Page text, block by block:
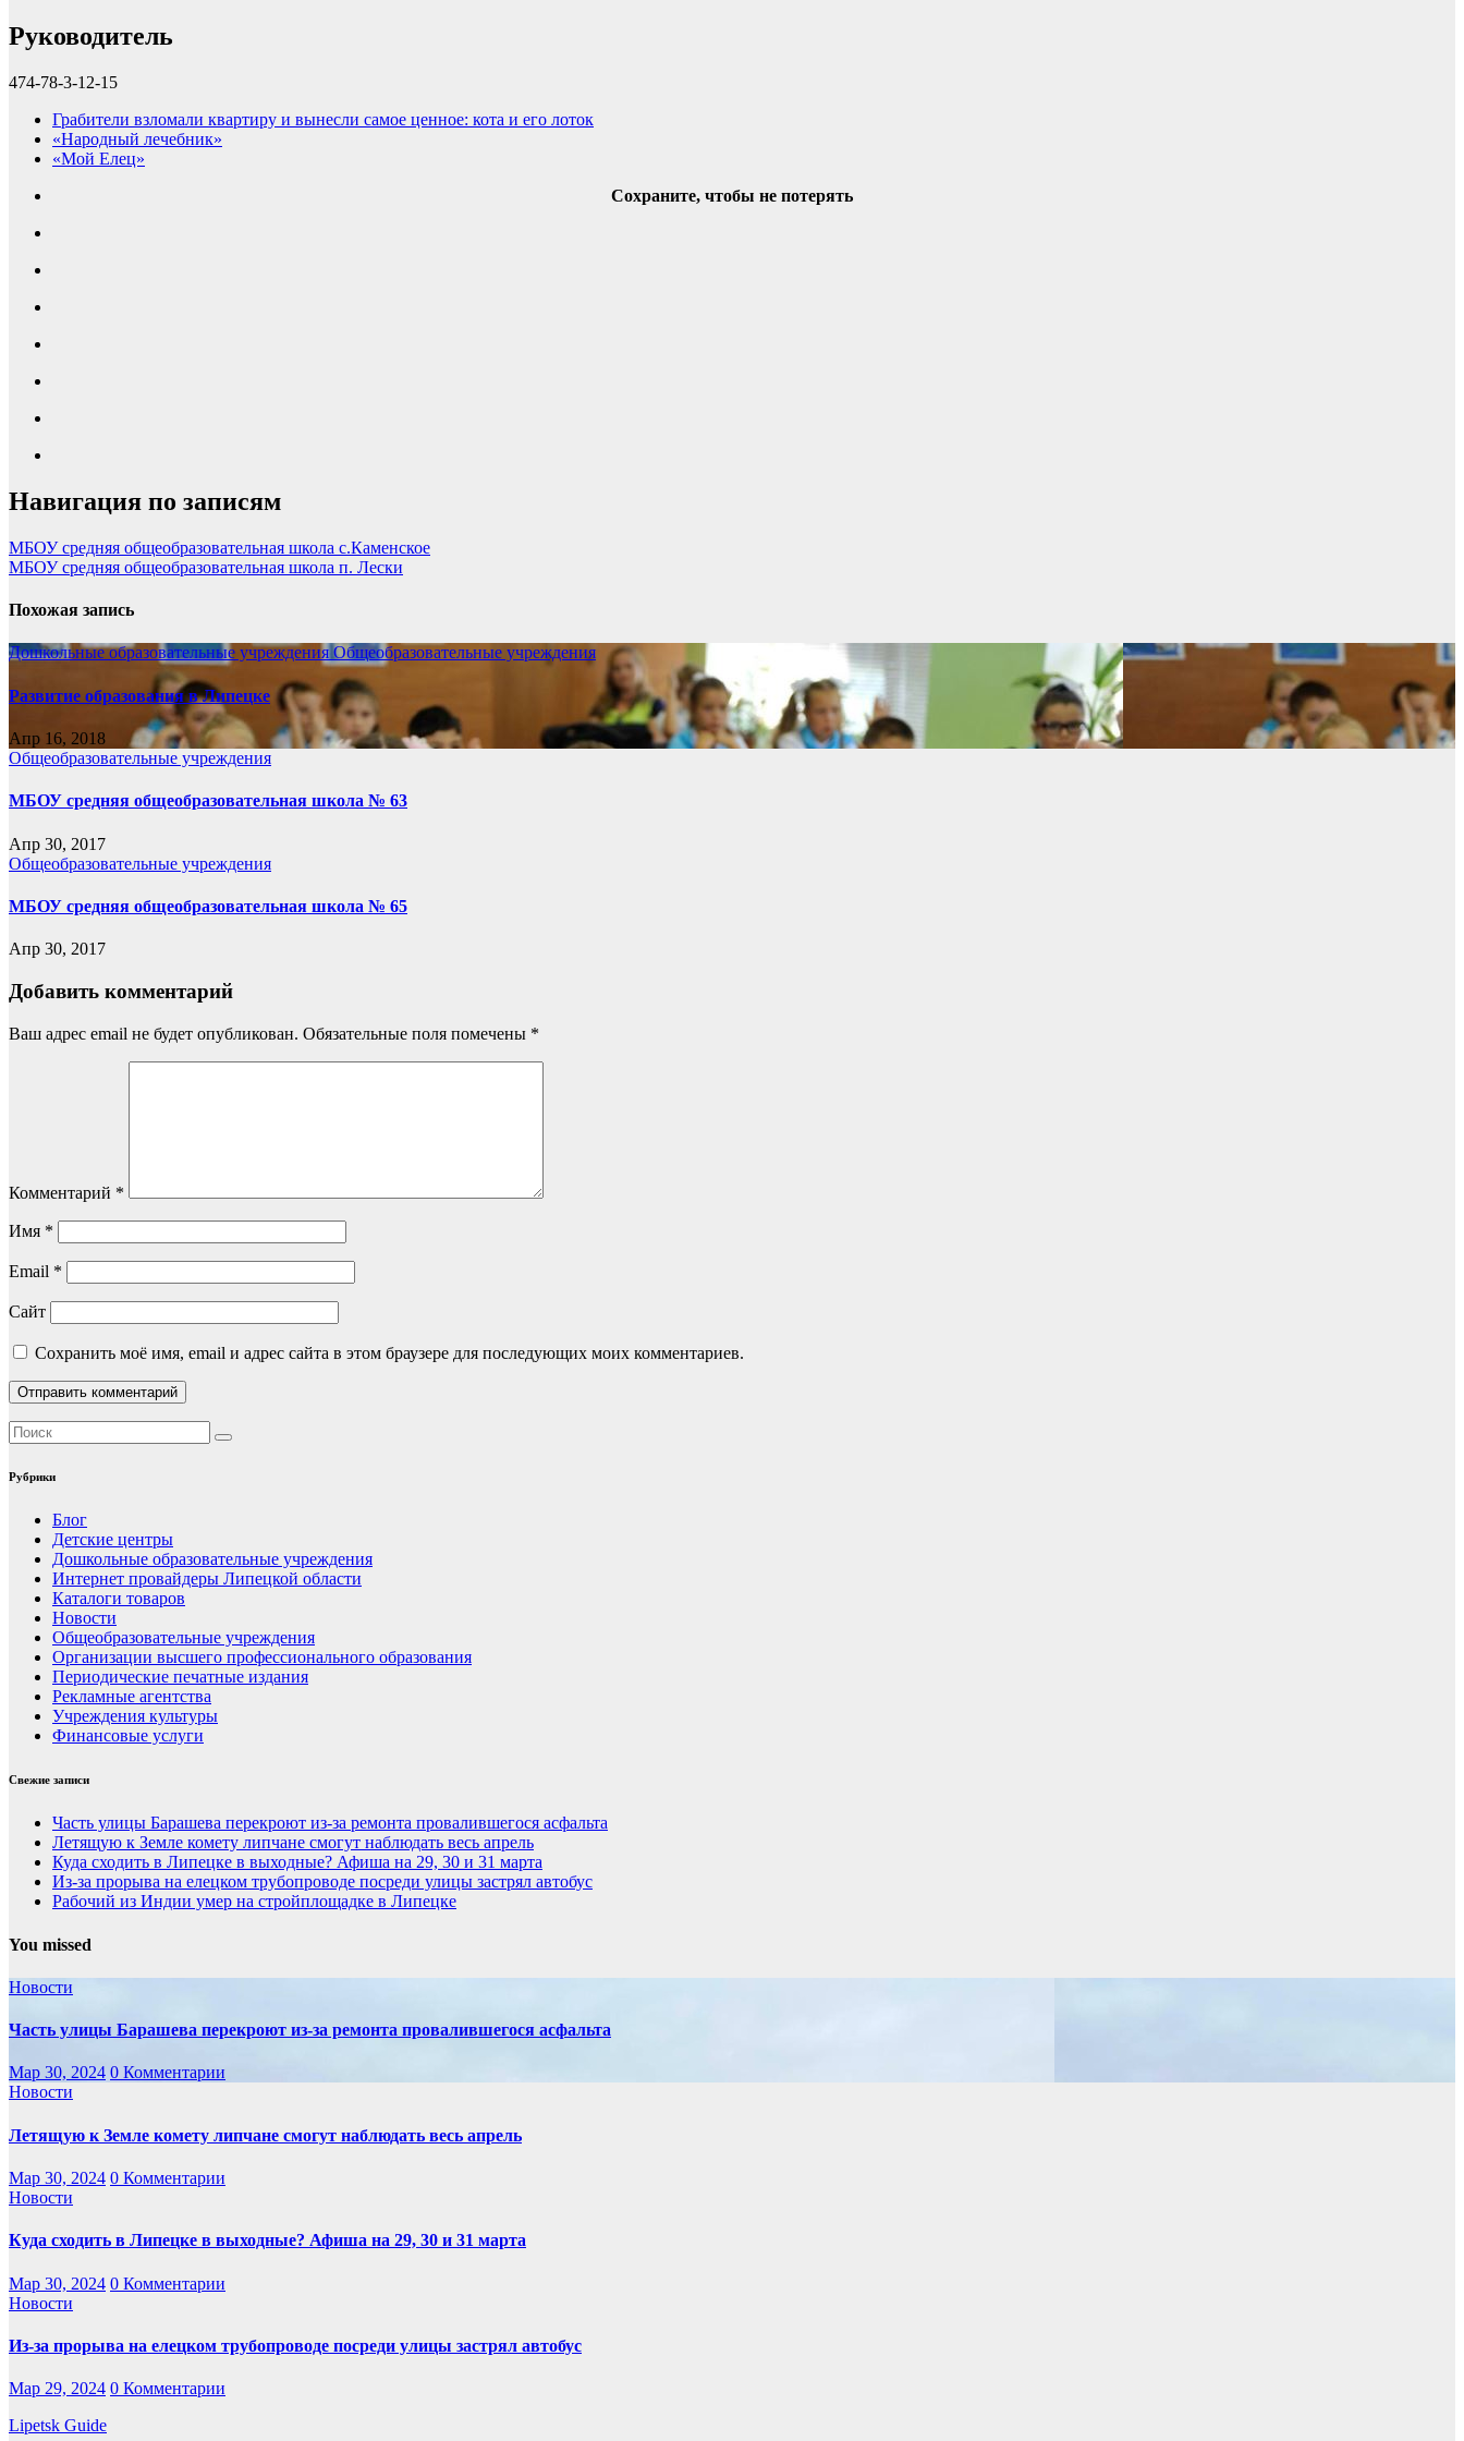
Руководитель
474-78-3-12-15
Грабители взломали квартиру и вынесли самое ценное: кота и его лоток
«Народный лечебник»
«Мой Елец»
Сохраните, чтобы не потерять
Навигация по записям
МБОУ средняя общеобразовательная школа с.Каменское
МБОУ средняя общеобразовательная школа п. Лески
Похожая запись
Дошкольные образовательные учреждения Общеобразовательные учреждения
Развитие образования в Липецке
Апр 16, 2018
Общеобразовательные учреждения
МБОУ средняя общеобразовательная школа № 63
Апр 30, 2017
Общеобразовательные учреждения
МБОУ средняя общеобразовательная школа № 65
Апр 30, 2017
Добавить комментарий
Ваш адрес email не будет опубликован. Обязательные поля помечены *
Комментарий *
Имя *
Email *
Сайт
Сохранить моё имя, email и адрес сайта в этом браузере для последующих моих комментариев.
Рубрики
Блог
Детские центры
Дошкольные образовательные учреждения
Интернет провайдеры Липецкой области
Каталоги товаров
Новости
Общеобразовательные учреждения
Организации высшего профессионального образования
Периодические печатные издания
Рекламные агентства
Учреждения культуры
Финансовые услуги
Свежие записи
Часть улицы Барашева перекроют из-за ремонта провалившегося асфальта
Летящую к Земле комету липчане смогут наблюдать весь апрель
Куда сходить в Липецке в выходные? Афиша на 29, 30 и 31 марта
Из-за прорыва на елецком трубопроводе посреди улицы застрял автобус
Рабочий из Индии умер на стройплощадке в Липецке
You missed
Новости
Часть улицы Барашева перекроют из-за ремонта провалившегося асфальта
Мар 30, 2024 0 Комментарии
Новости
Летящую к Земле комету липчане смогут наблюдать весь апрель
Мар 30, 2024 0 Комментарии
Новости
Куда сходить в Липецке в выходные? Афиша на 29, 30 и 31 марта
Мар 30, 2024 0 Комментарии
Новости
Из-за прорыва на елецком трубопроводе посреди улицы застрял автобус
Мар 29, 2024 0 Комментарии
Lipetsk Guide